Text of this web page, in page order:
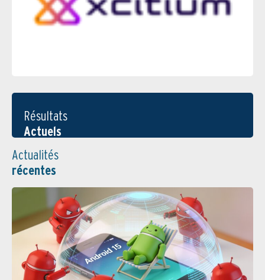
Résultats
Actuels
Actualités
récentes